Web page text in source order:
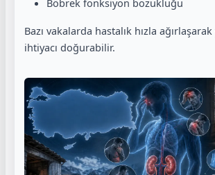
Böbrek fonksiyon bozukluğu
Bazı vakalarda hastalık hızla
ihtiyacı doğurabilir.